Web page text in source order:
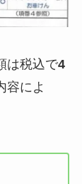
は税込で4
容によ